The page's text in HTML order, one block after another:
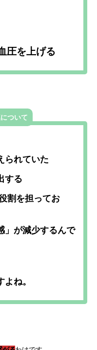
圧を上げる
ついて
られていた
する
割を担ってお
」が減少するんで
ね。